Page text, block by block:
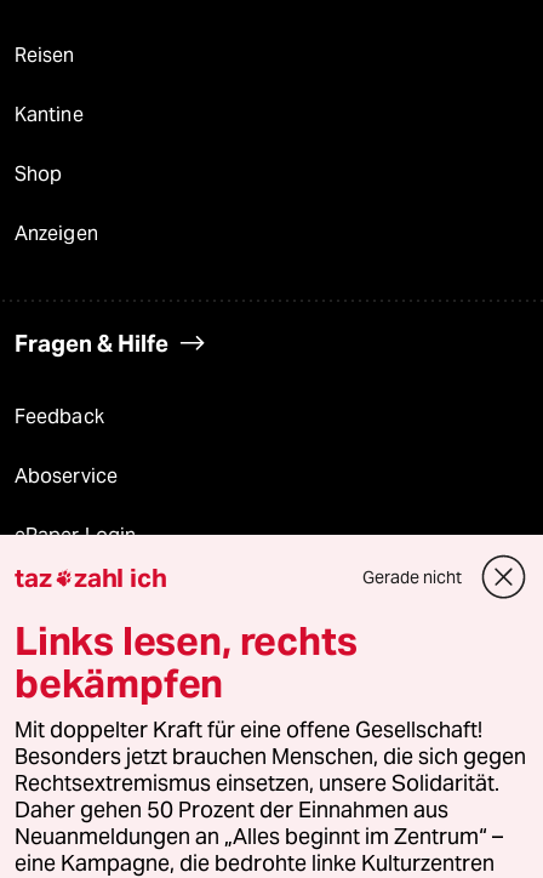
Reisen
Kantine
Shop
Anzeigen
Fragen & Hilfe
Feedback
Aboservice
ePaper Login
Downloads für Abonnierende
© 2026 taz Verlags und Vertriebs GmbH
Alle Rechte vorbehalten. Bei rechtlichen Fragen oder für Genehmigungen
wenden Sie sich bitte an lizenzen@taz.de
Feedback Redaktionsstatut Kommune-Richtlinien
taz zahl ich Gerade nicht
Links lesen, rechts
bekämpfen
Mit doppelter Kraft für eine offene Gesellschaft!
Besonders jetzt brauchen Menschen, die sich gegen
Rechtsextremismus einsetzen, unsere Solidarität.
Daher gehen 50 Prozent der Einnahmen aus
Neuanmeldungen an „Alles beginnt im Zentrum“ –
eine Kampagne, die bedrohte linke Kulturzentren